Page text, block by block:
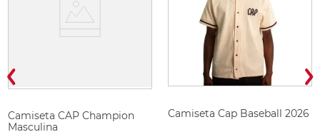
Camiseta CAP Champion
Masculina
Camiseta Cap Baseball 2026